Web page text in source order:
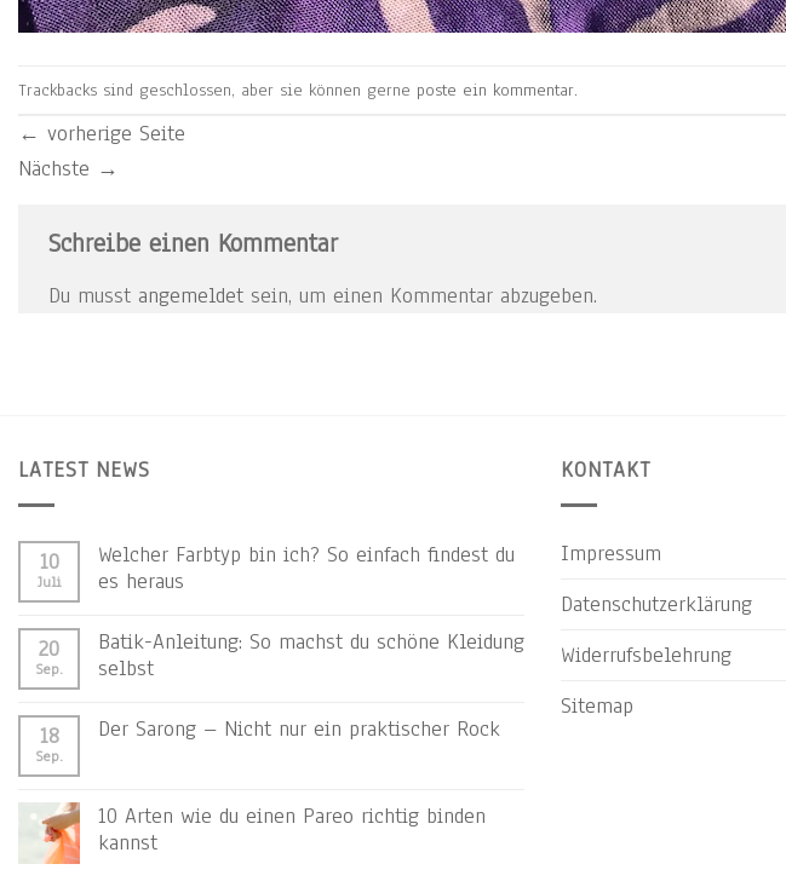
Trackbacks sind geschlossen, aber sie können gerne poste ein kommentar.
← vorherige Seite
Nächste →
Schreibe einen Kommentar
Du musst angemeldet sein, um einen Kommentar abzugeben.
LATEST NEWS
10
Juli
Welcher Farbtyp bin ich? So einfach findest du
es heraus
20
Sep.
Batik-Anleitung: So machst du schöne Kleidung
selbst
18
Sep.
Der Sarong – Nicht nur ein praktischer Rock
10 Arten wie du einen Pareo richtig binden
kannst
KONTAKT
Impressum
Datenschutzerklärung
Widerrufsbelehrung
Sitemap